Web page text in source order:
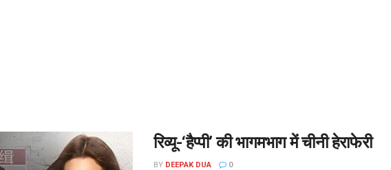
रिव्यू-‘हैप्पी’ की भागमभाग में चीनी हेराफेरी
BY DEEPAK DUA 0